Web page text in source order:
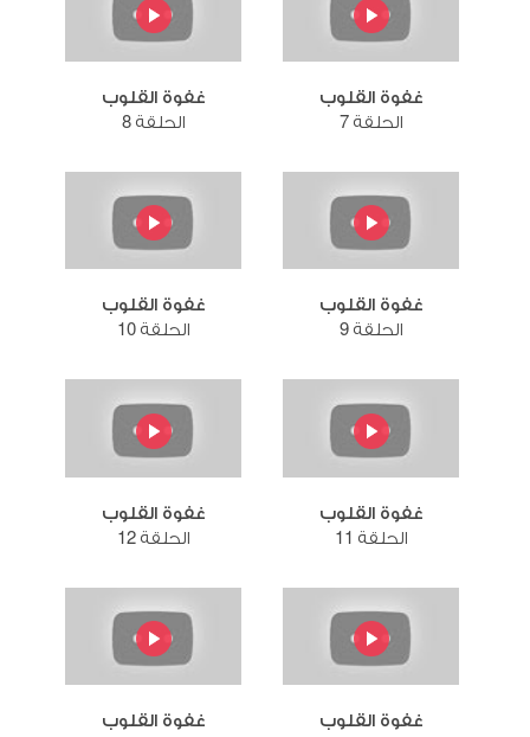
غفوة القلوب
الحلقة 7
غفوة القلوب
الحلقة 8
غفوة القلوب
الحلقة 9
غفوة القلوب
الحلقة 10
غفوة القلوب
الحلقة 11
غفوة القلوب
الحلقة 12
غفوة القلوب
غفوة القلوب